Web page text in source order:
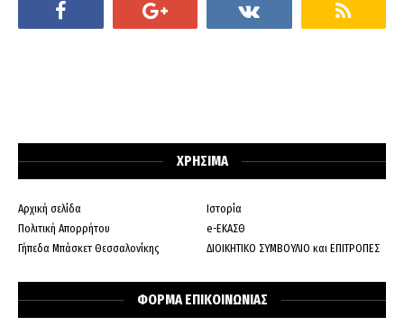
ΧΡΗΣΙΜΑ
Αρχική σελίδα
Ιστορία
Πολιτική Απορρήτου
e-ΕΚΑΣΘ
Γήπεδα Μπάσκετ Θεσσαλονίκης
ΔΙΟΙΚΗΤΙΚΟ ΣΥΜΒΟΥΛΙΟ και ΕΠΙΤΡΟΠΕΣ
ΦΟΡΜΑ ΕΠΙΚΟΙΝΩΝΙΑΣ